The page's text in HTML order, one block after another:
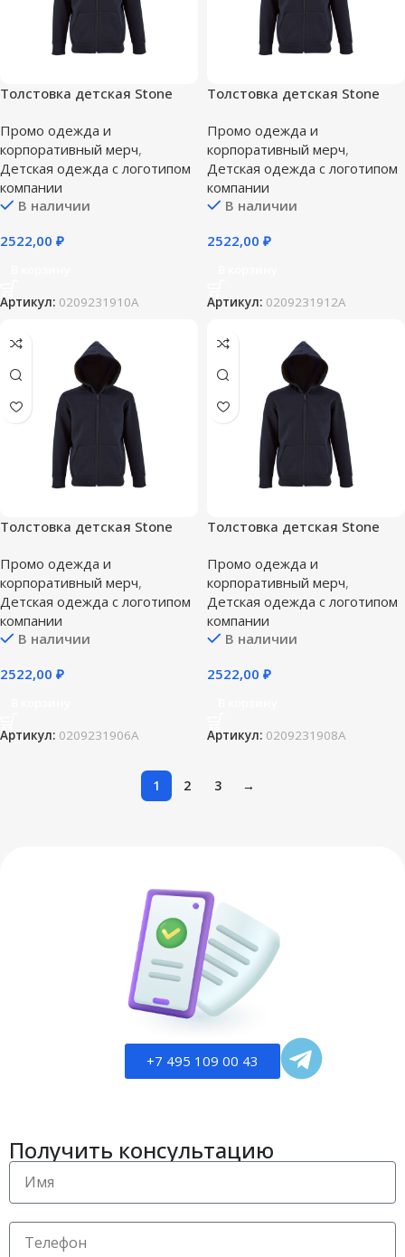
Толстовка детская Stone
(130-140 см)
Промо одежда и
корпоративный мерч,
Детская одежда с логотипом
компании
В наличии
2522,00 ₽
Артикул: 0209231910A
Толстовка детская Stone
(142-152 см)
Промо одежда и
корпоративный мерч,
Детская одежда с логотипом
компании
В наличии
2522,00 ₽
Артикул: 0209231912A
Толстовка детская Stone
(106-116 см)
Промо одежда и
корпоративный мерч,
Детская одежда с логотипом
компании
В наличии
2522,00 ₽
Артикул: 0209231906A
Толстовка детская Stone
(118-128 см)
Промо одежда и
корпоративный мерч,
Детская одежда с логотипом
компании
В наличии
2522,00 ₽
Артикул: 0209231908A
1 2 3 →
+7 495 109 00 43
Получить консультацию